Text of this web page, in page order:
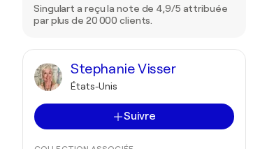
Singulart a reçu la note de 4,9/5 attribuée
par plus de 20 000 clients.
Stephanie Visser
États-Unis
Suivre